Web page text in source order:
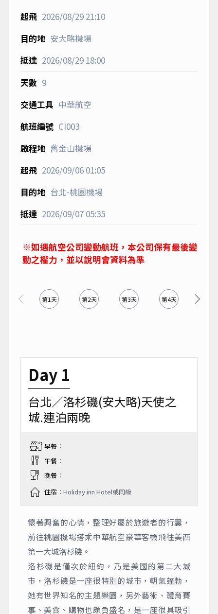
2026/08/2921:10
安大略機場
2026/08/2918:00
9
中華航空
CI003
舊金山機場
2026/09/0601:05
台北-桃園機場
2026/09/0705:35
※如遇航空公司變動航班，本公司保有最後變
動之權力，並以說明會資料為準
第1天 第2天 第3天 第4天
Day 1
台北／洛杉磯(安大略)天使之
城.連泊兩晚
早餐：
午餐：
晚餐：
住宿 ：Holiday inn Hotel或同級
懷著興奮的心情，整理好屬於旅遊者的行囊，
前往桃園機場搭乘中華航空豪華客機飛往美西
第一大城洛杉磯。
洛杉磯是僅次於紐約，乃是美國的第二大城
市，洛杉磯是一座很特別的城市，朝氣蓬勃，
她有世界知名的主題樂園，另外藝術、體育賽
事、美食、購物也頗負盛名，是一座很具吸引